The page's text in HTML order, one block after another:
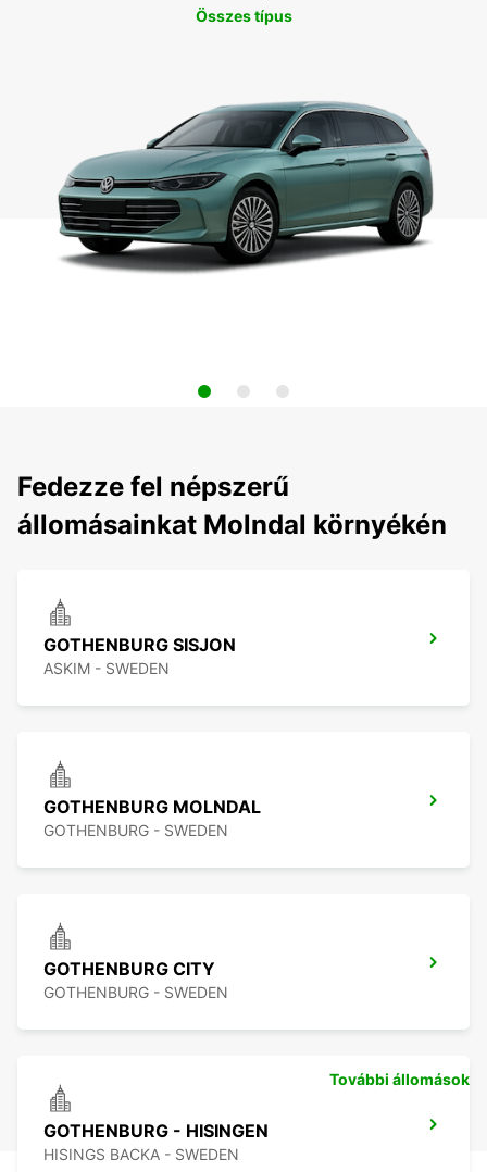
Összes típus
Fedezze fel népszerű
állomásainkat Molndal környékén
GOTHENBURG SISJON
ASKIM - SWEDEN
GOTHENBURG MOLNDAL
GOTHENBURG - SWEDEN
GOTHENBURG CITY
GOTHENBURG - SWEDEN
GOTHENBURG - HISINGEN
HISINGS BACKA - SWEDEN
További állomások